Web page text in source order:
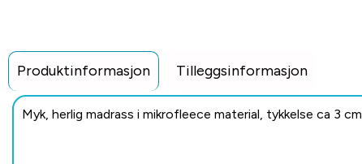
Produktinformasjon Tilleggsinformasjon
Myk, herlig madrass i mikrofleece material, tykkelse ca 3 cm.